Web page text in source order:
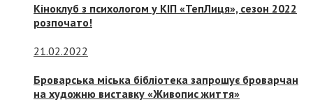
Кіноклуб з психологом у КІП «ТепЛиця», сезон 2022
розпочато!
21.02.2022
Броварська міська бібліотека запрошує броварчан
на художню виставку «Живопис життя»